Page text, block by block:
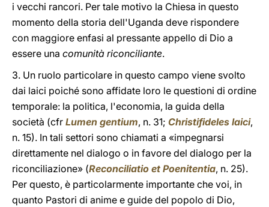
i vecchi rancori. Per tale motivo la Chiesa in questo
momento della storia dell'Uganda deve rispondere
con maggiore enfasi al pressante appello di Dio a
essere una comunità riconciliante.
3. Un ruolo particolare in questo campo viene svolto
dai laici poiché sono affidate loro le questioni di ordine
temporale: la politica, l'economia, la guida della
società (cfr Lumen gentium, n. 31; Christifideles laici,
n. 15). In tali settori sono chiamati a «impegnarsi
direttamente nel dialogo o in favore del dialogo per la
riconciliazione» (Reconciliatio et Poenitentia, n. 25).
Per questo, è particolarmente importante che voi, in
quanto Pastori di anime e guide del popolo di Dio,